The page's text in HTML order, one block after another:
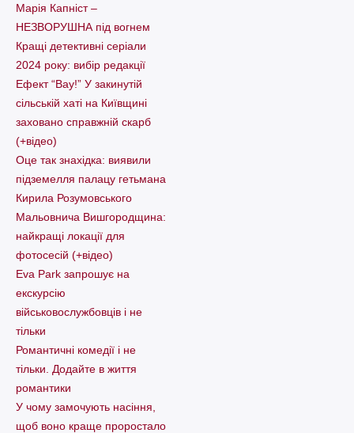
Марія Капніст –
НЕЗВОРУШНА під вогнем
Кращі детективні серіали
2024 року: вибір редакції
Ефект “Вау!” У закинутій
сільській хаті на Київщині
заховано справжній скарб
(+відео)
Оце так знахідка: виявили
підземелля палацу гетьмана
Кирила Розумовського
Мальовнича Вишгородщина:
найкращі локації для
фотосесій (+відео)
Eva Park запрошує на
екскурсію
військовослужбовців і не
тільки
Романтичні комедії і не
тільки. Додайте в життя
романтики
У чому замочують насіння,
щоб воно краще проростало